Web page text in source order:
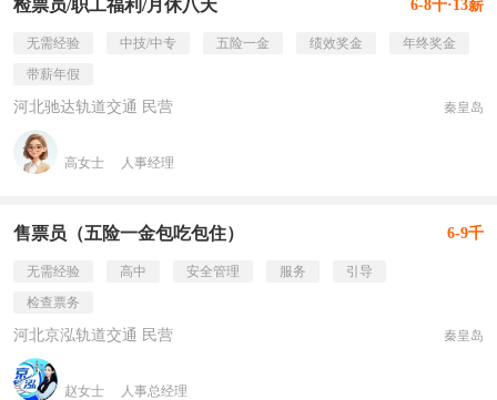
检票员/职工福利/月休八天 6-8千·13薪
无需经验 中技/中专 五险一金 绩效奖金
年终奖金
带薪年假
河北驰达轨道交通 民营 秦皇岛
高女士 人事经理
售票员（五险一金包吃包住） 6-9千
无需经验 高中 安全管理 服务
引导
检查票务
河北京泓轨道交通 民营 秦皇岛
赵女士 人事总经理